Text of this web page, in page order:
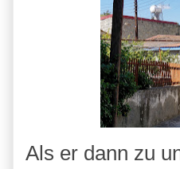
Als er dann zu